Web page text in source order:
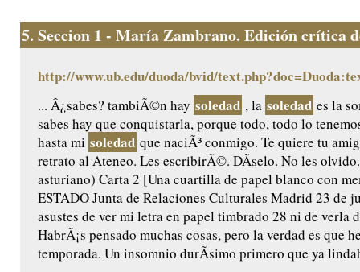
5. Seccion 1 - María Zambrano. Edición crítica
http://www.ub.edu/duoda/bvid/
... Â¿sabes? tambiÃ©n hay soledad , la soledad es la
sabes hay que conquistarla, porque todo, todo lo
hasta mi soledad que naciÃ³ conmigo. Te quiere tu
retrato al Ateneo. Les escribirÃ©. DÃ­selo. No les
asturiano) Carta 2 [Una cuartilla de papel blanco con
ESTADO Junta de Relaciones Culturales Madrid 23 de
asustes de ver mi letra en papel timbrado 28 ni de verla
HabrÃ¡s pensado muchas cosas, pero la verdad es que
temporada. Un insomnio durÃ­simo primero que ya